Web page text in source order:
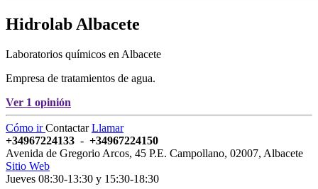
Hidrolab Albacete
Laboratorios químicos en Albacete
Empresa de tratamientos de agua.
Ver 1 opinión
Cómo irContactarLlamar
+34967224133 - +34967224150
Avenida de Gregorio Arcos, 45 P.E. Campollano, 02007, Albacete
Sitio Web
Jueves 08:30-13:30 y 15:30-18:30